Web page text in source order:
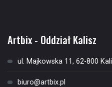
Artbix - Oddział Kalisz
ul. Majkowska 11, 62-800
biuro@artbix.pl